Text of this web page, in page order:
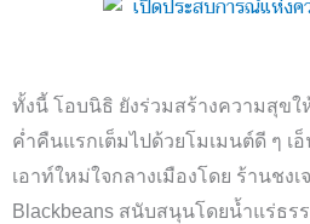
ทั้งนี้ โอบนิธิ ยังร่วมสร้างความสุข
ค่ำคืนแรกเต็มไปด้วยโมเมนต์ดี ๆ เ
เอาท์ใหม่ใจกลางเมืองโดย ร้านช
Blackbeans สนับสนุนโดยน้ำแร่ธร